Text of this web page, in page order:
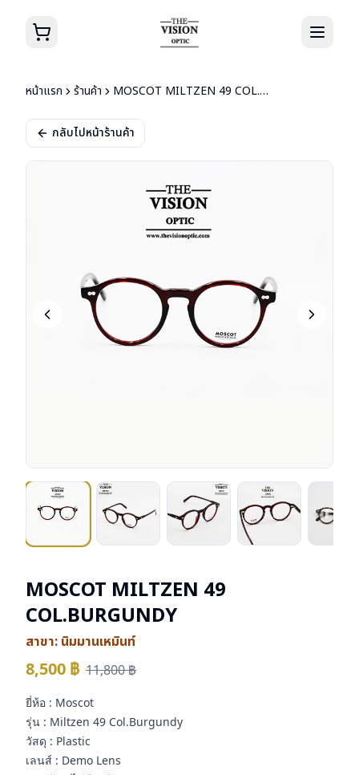
หน้าแรก ร้านค้า MOSCOT MILTZEN 49 COL.BURGUNDY
กลับไปหน้าร้านค้า
MOSCOT MILTZEN 49
COL.BURGUNDY
สาขา: นิมมานเหมินท์
8,500 ฿ 11,800฿
ยี่ห้อ : Moscot
รุ่น : Miltzen 49 Col.Burgundy
วัสดุ : Plastic
เลนส์ : Demo Lens